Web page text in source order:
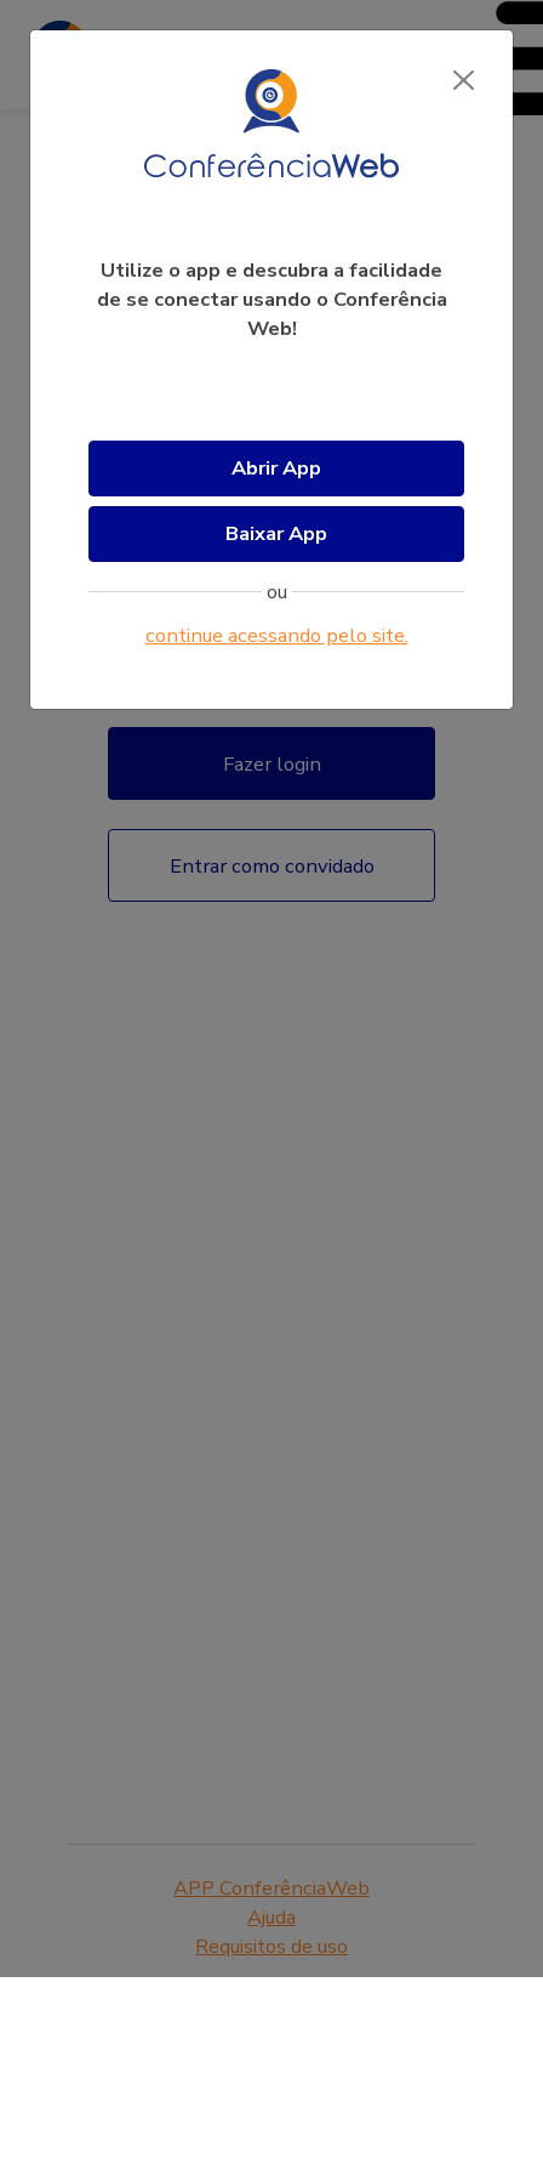
Laboratório de Educações
Emancipadoras Sociodigitais
Fazer login
Entrar como convidado
APP ConferênciaWeb
Ajuda
Requisitos de uso
Utilize o app e descubra a facilidade
de se conectar usando o Conferência
Web!
Abrir App
Baixar App
ou
continue acessando pelo site.